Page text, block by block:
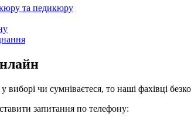
та педикюру
чи сумніваєтеся, то наші фахівці
запитання по телефону: